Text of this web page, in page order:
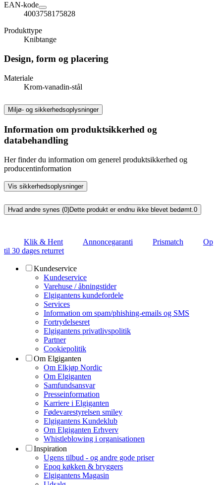
EAN-kode
4003758175828
Produkttype
Knibtange
Design, form og placering
Materiale
Krom-vanadin-stål
Miljø- og sikkerhedsoplysninger
Information om produktsikkerhed og
databehandling
Her finder du information om generel produktsikkerhed og
producentinformation
Vis sikkerhedsoplysninger
Hvad andre synes (0)Dette produkt er endnu ikke blevet bedømt.0
Klik & Hent Annoncegaranti Prismatch
Op
til 30 dages returret
Kundeservice
Kundeservice
Varehuse / åbningstider
Elgigantens kundefordele
Services
Information om spam/phishing-emails og SMS
Fortrydelsesret
Elgigantens privatlivspolitik
Partner
Cookiepolitik
Om Elgiganten
Om Elkjøp Nordic
Om Elgiganten
Samfundsansvar
Presseinformation
Karriere i Elgiganten
Fødevarestyrelsen smiley
Elgigantens Kundeklub
Om Elgiganten Erhverv
Whistleblowing i organisationen
Inspiration
Ugens tilbud - og andre gode priser
Epoq køkken & bryggers
Elgigantens Magasin